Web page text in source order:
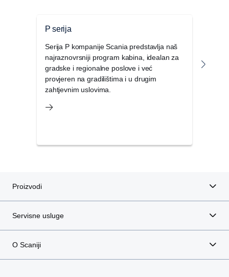
P serija
Serija P kompanije Scania predstavlja naš
najraznovrsniji program kabina, idealan za
gradske i regionalne poslove i već
provjeren na gradilištima i u drugim
zahtjevnim uslovima.
Proizvodi
Servisne usluge
O Scaniji